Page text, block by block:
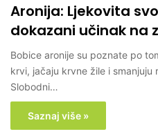
Aronija: Ljekovita
dokazani učinak na
Bobice aronije su poznate po
krvi, jačaju krvne žile i smanjuju
Slobodni…
Saznaj više »